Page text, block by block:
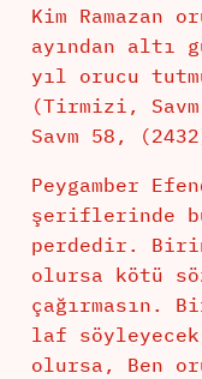
Kim Ramazan
ayından altı
yıl orucu
(Tirmizi,
Savm 58,
Peygamber
şeriflerinde
perdedir.
olursa kötü
çağırmasın.
laf söyleyecek
olursa, Ben